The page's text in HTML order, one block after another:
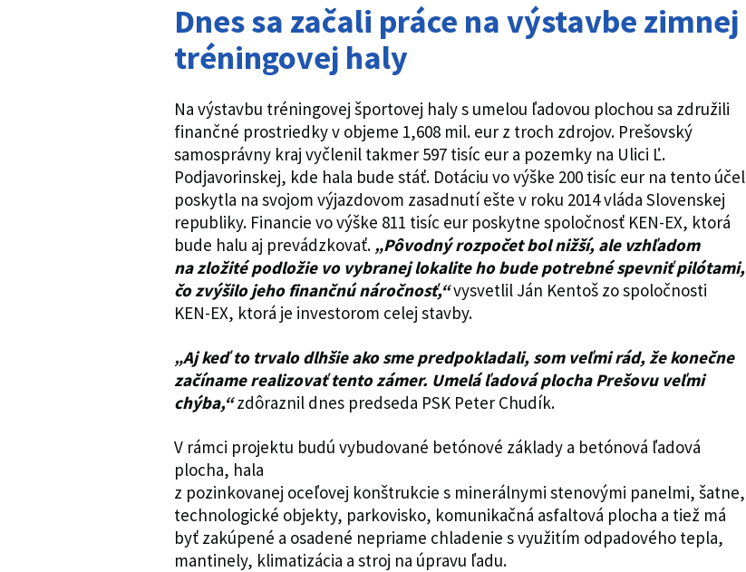
Dnes sa začali práce na výstavbe zimnej
tréningovej haly
Na výstavbu tréningovej športovej haly s umelou ľadovou plochou sa združili
finančné prostriedky v objeme 1,608 mil. eur z troch zdrojov. Prešovský
samosprávny kraj vyčlenil takmer 597 tisíc eur a pozemky na Ulici Ľ.
Podjavorinskej, kde hala bude stáť. Dotáciu vo výške 200 tisíc eur na tento účel
poskytla na svojom výjazdovom zasadnutí ešte v roku 2014 vláda Slovenskej
republiky. Financie vo výške 811 tisíc eur poskytne spoločnosť KEN-EX, ktorá
bude halu aj prevádzkovať. „Pôvodný rozpočet bol nižší, ale vzhľadom
na zložité podložie vo vybranej lokalite ho bude potrebné spevniť pilótami,
čo zvýšilo jeho finančnú náročnosť,“vysvetlil Ján Kentoš zo spoločnosti
KEN-EX, ktorá je investorom celej stavby.
„Aj keď to trvalo dlhšie ako sme predpokladali, som veľmi rád, že konečne
začíname realizovať tento zámer. Umelá ľadová plocha Prešovu veľmi
chýba,“zdôraznil dnes predseda PSK Peter Chudík.
V rámci projektu budú vybudované betónové základy a betónová ľadová
plocha, hala
z pozinkovanej oceľovej konštrukcie s minerálnymi stenovými panelmi, šatne,
technologické objekty, parkovisko, komunikačná asfaltová plocha a tiež má
byť zakúpené a osadené nepriame chladenie s využitím odpadového tepla,
mantinely, klimatizácia a stroj na úpravu ľadu.